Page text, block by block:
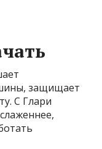
защищает
С Глари